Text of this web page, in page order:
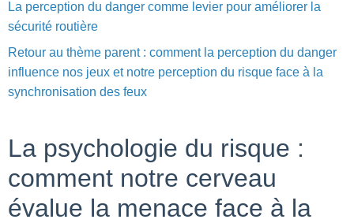
La perception du danger comme levier pour améliorer la
sécurité routière
Retour au thème parent : comment la perception du danger
influence nos jeux et notre perception du risque face à la
synchronisation des feux
La psychologie du risque :
comment notre cerveau
évalue la menace face à la